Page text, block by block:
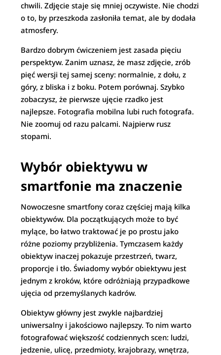
chwili. Zdjęcie staje się mniej oczywiste. Nie chodzi
o to, by przeszkoda zasłoniła temat, ale by dodała
atmosfery.
Bardzo dobrym ćwiczeniem jest zasada pięciu
perspektyw. Zanim uznasz, że masz zdjęcie, zrób
pięć wersji tej samej sceny: normalnie, z dołu, z
góry, z bliska i z boku. Potem porównaj. Szybko
zobaczysz, że pierwsze ujęcie rzadko jest
najlepsze. Fotografia mobilna lubi ruch fotografa.
Nie zoomuj od razu palcami. Najpierw rusz
stopami.
Wybór obiektywu w
smartfonie ma znaczenie
Nowoczesne smartfony coraz częściej mają kilka
obiektywów. Dla początkujących może to być
mylące, bo łatwo traktować je po prostu jako
różne poziomy przybliżenia. Tymczasem każdy
obiektyw inaczej pokazuje przestrzeń, twarz,
proporcje i tło. Świadomy wybór obiektywu jest
jednym z kroków, które odróżniają przypadkowe
ujęcia od przemyślanych kadrów.
Obiektyw główny jest zwykle najbardziej
uniwersalny i jakościowo najlepszy. To nim warto
fotografować większość codziennych scen: ludzi,
jedzenie, ulicę, przedmioty, krajobrazy, wnętrza,